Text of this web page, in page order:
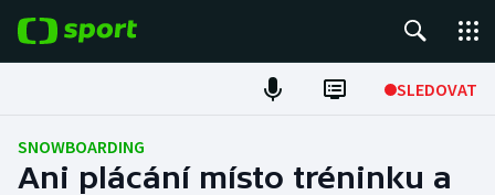
SLEDOVAT
Fotbal
SNOWBOARDING
Ani plácání místo tréninku a